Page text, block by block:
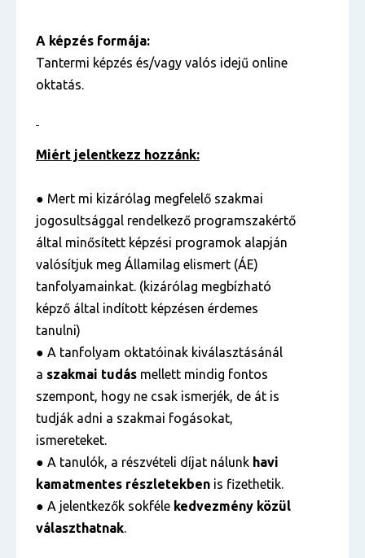
A képzés formája:
Tantermi képzés és/vagy valós idejű online
oktatás.
Miért jelentkezz hozzánk:
● Mert mi kizárólag megfelelő szakmai
jogosultsággal rendelkező programszakértő
által minősített képzési programok alapján
valósítjuk meg Államilag elismert (ÁE)
tanfolyamainkat. (kizárólag megbízható
képző által indított képzésen érdemes
tanulni)
● A tanfolyam oktatóinak kiválasztásánál
a szakmai tudás mellett mindig fontos
szempont, hogy ne csak ismerjék, de át is
tudják adni a szakmai fogásokat,
ismereteket.
● A tanulók, a részvételi díjat nálunk havi
kamatmentes részletekben is fizethetik.
● A jelentkezők sokféle kedvezmény közül
választhatnak.